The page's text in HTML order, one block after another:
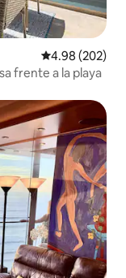
Calificación
4.98 (202)
frente a la playa